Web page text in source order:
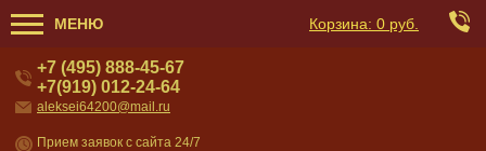
МЕНЮ Корзина: 0 руб.
+7 (495) 888-45-67
+7(919) 012-24-64
aleksei64200@mail.ru
Прием заявок с сайта 24/7